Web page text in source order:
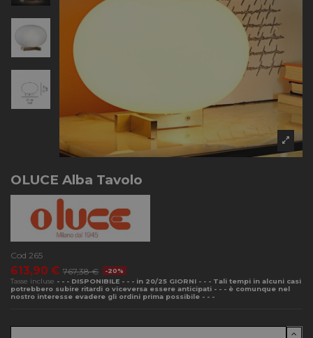
OLUCE Alba Tavolo
Cod 265
613,90 € 767,38 €
-20%
Tasse incluse - - - DISPONIBILE - - - in 20/25 GIORNI - - - Tali tempi in alcuni casi
potrebbero subire ritardi o viceversa essere anticipati - - - è comunque nel
nostro interesse evadere gli ordini prima possibile - - -